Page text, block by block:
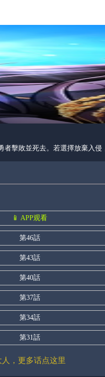
擊敗並死去。若選擇放棄入
📱 APP观看
第46話
第43話
第40話
第37話
第34話
第31話
人，更多话点这里